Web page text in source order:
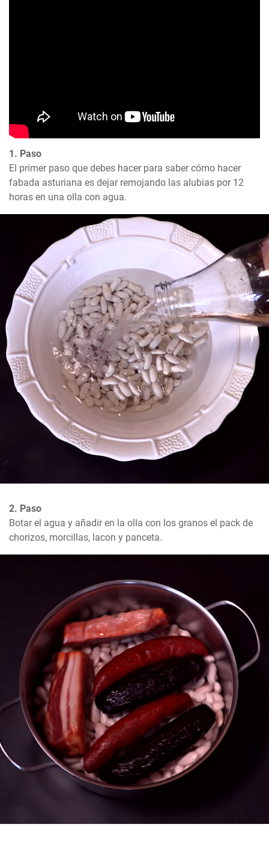
1. Paso
El primer paso que debes hacer para saber cómo hacer
fabada asturiana es dejar remojando las alubias por 12
horas en una olla con agua.
2. Paso
Botar el agua y añadir en la olla con los granos el pack de
chorizos, morcillas, lacon y panceta.